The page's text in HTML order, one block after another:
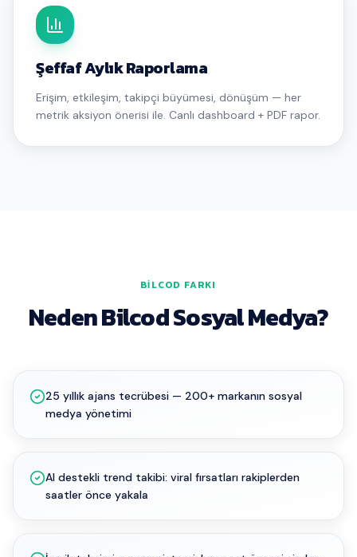
Şeffaf Aylık Raporlama
Erişim, etkileşim, takipçi büyümesi, dönüşüm — her
metrik aksiyon önerisi ile. Canlı dashboard + PDF rapor.
BILCOD FARKI
Neden Bilcod Sosyal Medya?
25 yıllık ajans tecrübesi — 200+ markanın sosyal
medya yönetimi
AI destekli trend takibi: viral fırsatları rakiplerden
saatler önce yakala